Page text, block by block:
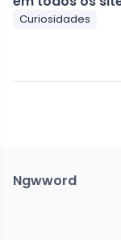
Curiosidades
Ngwword